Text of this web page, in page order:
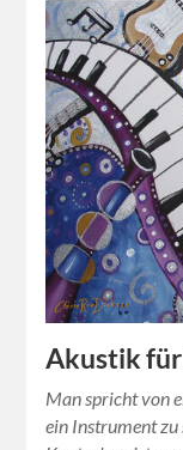
Akustik
Man spricht von
ein Instrument